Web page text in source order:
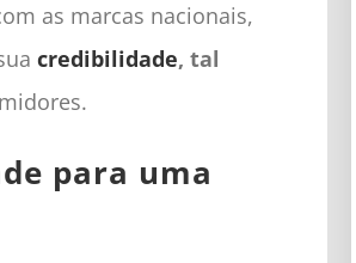
as marcas nacionais,
credibilidade, tal
para uma